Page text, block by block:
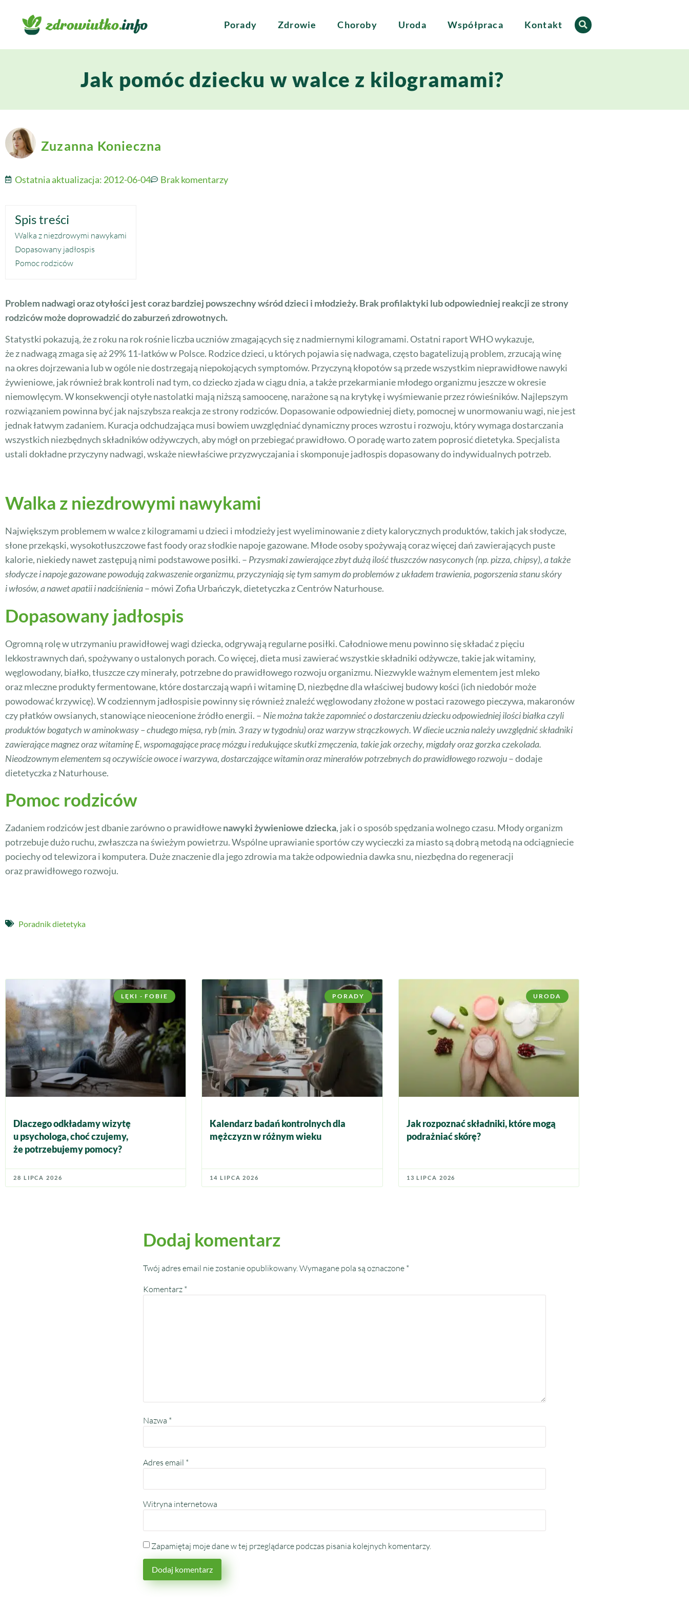
Porady Zdrowie Choroby Uroda Współpraca Kontakt
Jak pomóc dziecku w walce z kilogramami?
Zuzanna Konieczna
Ostatnia aktualizacja: 2012-06-04 Brak komentarzy
Spis treści
Walka z niezdrowymi nawykami
Dopasowany jadłospis
Pomoc rodziców
Problem nadwagi oraz otyłości jest coraz bardziej powszechny wśród dzieci i młodzieży. Brak profilaktyki lub odpowiedniej reakcji ze strony
rodziców może doprowadzić do zaburzeń zdrowotnych.
Statystki pokazują, że z roku na rok rośnie liczba uczniów zmagających się z nadmiernymi kilogramami. Ostatni raport WHO wykazuje,
że z nadwagą zmaga się aż 29% 11-latków w Polsce. Rodzice dzieci, u których pojawia się nadwaga, często bagatelizują problem, zrzucają winę
na okres dojrzewania lub w ogóle nie dostrzegają niepokojących symptomów. Przyczyną kłopotów są przede wszystkim nieprawidłowe nawyki
żywieniowe, jak również brak kontroli nad tym, co dziecko zjada w ciągu dnia, a także przekarmianie młodego organizmu jeszcze w okresie
niemowlęcym. W konsekwencji otyłe nastolatki mają niższą samoocenę, narażone są na krytykę i wyśmiewanie przez rówieśników. Najlepszym
rozwiązaniem powinna być jak najszybsza reakcja ze strony rodziców. Dopasowanie odpowiedniej diety, pomocnej w unormowaniu wagi, nie jest
jednak łatwym zadaniem. Kuracja odchudzająca musi bowiem uwzględniać dynamiczny proces wzrostu i rozwoju, który wymaga dostarczania
wszystkich niezbędnych składników odżywczych, aby mógł on przebiegać prawidłowo. O poradę warto zatem poprosić dietetyka. Specjalista
ustali dokładne przyczyny nadwagi, wskaże niewłaściwe przyzwyczajania i skomponuje jadłospis dopasowany do indywidualnych potrzeb.
Walka z niezdrowymi nawykami
Największym problemem w walce z kilogramami u dzieci i młodzieży jest wyeliminowanie z diety kalorycznych produktów, takich jak słodycze,
słone przekąski, wysokotłuszczowe fast foody oraz słodkie napoje gazowane. Młode osoby spożywają coraz więcej dań zawierających puste
kalorie, niekiedy nawet zastępują nimi podstawowe posiłki. – Przysmaki zawierające zbyt dużą ilość tłuszczów nasyconych (np. pizza, chipsy), a także
słodycze i napoje gazowane powodują zakwaszenie organizmu, przyczyniają się tym samym do problemów z układem trawienia, pogorszenia stanu skóry
i włosów, a nawet apatii i nadciśnienia– mówi Zofia Urbańczyk, dietetyczka z Centrów Naturhouse.
Dopasowany jadłospis
Ogromną rolę w utrzymaniu prawidłowej wagi dziecka, odgrywają regularne posiłki. Całodniowe menu powinno się składać z pięciu
lekkostrawnych dań, spożywany o ustalonych porach. Co więcej, dieta musi zawierać wszystkie składniki odżywcze, takie jak witaminy,
węglowodany, białko, tłuszcze czy minerały, potrzebne do prawidłowego rozwoju organizmu. Niezwykle ważnym elementem jest mleko
oraz mleczne produkty fermentowane, które dostarczają wapń i witaminę D, niezbędne dla właściwej budowy kości (ich niedobór może
powodować krzywicę). W codziennym jadłospisie powinny się również znaleźć węglowodany złożone w postaci razowego pieczywa, makaronów
czy płatków owsianych, stanowiące nieocenione źródło energii. – Nie można także zapomnieć o dostarczeniu dziecku odpowiedniej ilości białka czyli
produktów bogatych w aminokwasy – chudego mięsa, ryb (min. 3 razy w tygodniu) oraz warzyw strączkowych. W diecie ucznia należy uwzględnić składniki
zawierające magnez oraz witaminę E, wspomagające pracę mózgu i redukujące skutki zmęczenia, takie jak orzechy, migdały oraz gorzka czekolada.
Nieodzownym elementem są oczywiście owoce i warzywa, dostarczające witamin oraz minerałów potrzebnych do prawidłowego rozwoju– dodaje
dietetyczka z Naturhouse.
Pomoc rodziców
Zadaniem rodziców jest dbanie zarówno o prawidłowenawyki żywieniowe dziecka, jak i o sposób spędzania wolnego czasu. Młody organizm
potrzebuje dużo ruchu, zwłaszcza na świeżym powietrzu. Wspólne uprawianie sportów czy wycieczki za miasto są dobrą metodą na odciągniecie
pociechy od telewizora i komputera. Duże znaczenie dla jego zdrowia ma także odpowiednia dawka snu, niezbędna do regeneracji
oraz prawidłowego rozwoju.
Poradnik dietetyka
LĘKI - FOBIE
Dlaczego odkładamy wizytę
u psychologa, choć czujemy,
że potrzebujemy pomocy?
28 LIPCA 2026
PORADY
Kalendarz badań kontrolnych dla
mężczyzn w różnym wieku
14 LIPCA 2026
URODA
Jak rozpoznać składniki, które mogą
podrażniać skórę?
13 LIPCA 2026
Dodaj komentarz
Twój adres email nie zostanie opublikowany. Wymagane pola są oznaczone *
Komentarz *
Nazwa *
Adres email *
Witryna internetowa
Zapamiętaj moje dane w tej przeglądarce podczas pisania kolejnych komentarzy.